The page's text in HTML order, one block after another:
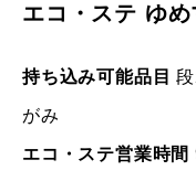
エコ・ステ ゆ
持ち込み可能品目
がみ
エコ・ステ営業時間